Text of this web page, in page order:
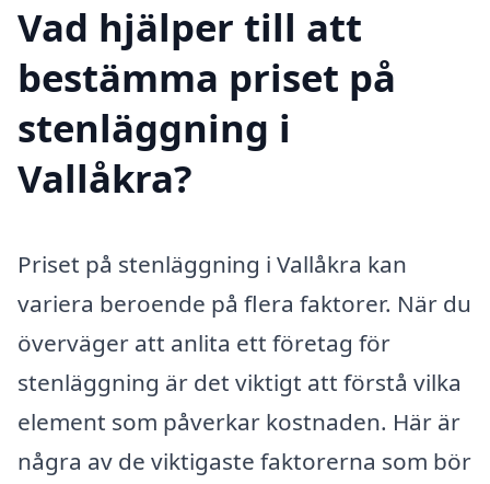
Vad hjälper till att
bestämma priset på
stenläggning i
Vallåkra?
Priset på stenläggning i Vallåkra kan
variera beroende på flera faktorer. När du
överväger att anlita ett företag för
stenläggning är det viktigt att förstå vilka
element som påverkar kostnaden. Här är
några av de viktigaste faktorerna som bör